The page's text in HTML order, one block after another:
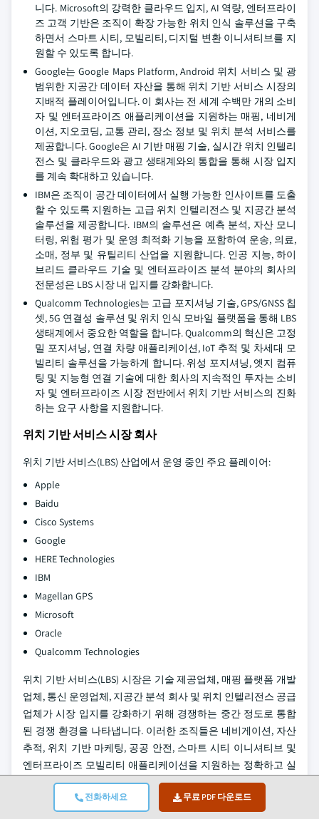
전화하세요 무료 PDF 다운로드
니다. Microsoft의 강력한 클라우드 입지, AI 역량, 엔터프라이
즈 고객 기반은 조직이 확장 가능한 위치 인식 솔루션을 구축
하면서 스마트 시티, 모빌리티, 디지털 변환 이니셔티브를 지
원할 수 있도록 합니다.
Google는 Google Maps Platform, Android 위치 서비스 및 광
범위한 지공간 데이터 자산을 통해 위치 기반 서비스 시장의
지배적 플레이어입니다. 이 회사는 전 세계 수백만 개의 소비
자 및 엔터프라이즈 애플리케이션을 지원하는 매핑, 네비게
이션, 지오코딩, 교통 관리, 장소 정보 및 위치 분석 서비스를
제공합니다. Google은 AI 기반 매핑 기술, 실시간 위치 인텔리
전스 및 클라우드와 광고 생태계와의 통합을 통해 시장 입지
를 계속 확대하고 있습니다.
IBM은 조직이 공간 데이터에서 실행 가능한 인사이트를 도출
할 수 있도록 지원하는 고급 위치 인텔리전스 및 지공간 분석
솔루션을 제공합니다. IBM의 솔루션은 예측 분석, 자산 모니
터링, 위험 평가 및 운영 최적화 기능을 포함하여 운송, 의료,
소매, 정부 및 유틸리티 산업을 지원합니다. 인공 지능, 하이
브리드 클라우드 기술 및 엔터프라이즈 분석 분야의 회사의
전문성은 LBS 시장 내 입지를 강화합니다.
Qualcomm Technologies는 고급 포지셔닝 기술, GPS/GNSS 칩
셋, 5G 연결성 솔루션 및 위치 인식 모바일 플랫폼을 통해 LBS
생태계에서 중요한 역할을 합니다. Qualcomm의 혁신은 고정
밀 포지셔닝, 연결 차량 애플리케이션, IoT 추적 및 차세대 모
빌리티 솔루션을 가능하게 합니다. 위성 포지셔닝, 엣지 컴퓨
팅 및 지능형 연결 기술에 대한 회사의 지속적인 투자는 소비
자 및 엔터프라이즈 시장 전반에서 위치 기반 서비스의 진화
하는 요구 사항을 지원합니다.
위치 기반 서비스 시장 회사
위치 기반 서비스(LBS) 산업에서 운영 중인 주요 플레이어:
Apple
Baidu
Cisco Systems
Google
HERE Technologies
IBM
Magellan GPS
Microsoft
Oracle
Qualcomm Technologies
위치 기반 서비스(LBS) 시장은 기술 제공업체, 매핑 플랫폼 개발
업체, 통신 운영업체, 지공간 분석 회사 및 위치 인텔리전스 공급
업체가 시장 입지를 강화하기 위해 경쟁하는 중간 정도로 통합
된 경쟁 환경을 나타냅니다. 이러한 조직들은 네비게이션, 자산
추적, 위치 기반 마케팅, 공공 안전, 스마트 시티 이니셔티브 및
엔터프라이즈 모빌리티 애플리케이션을 지원하는 정확하고 실
시간이며 확장 가능한 위치 서비스 제공에 중점을 두고 있습니